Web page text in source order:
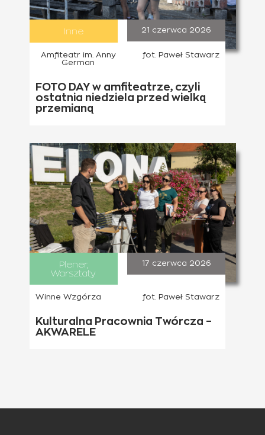
Inne 21 czerwca 2026
Amfiteatr im. Anny
German
fot. Paweł Stawarz
FOTO DAY w amfiteatrze, czyli
ostatnia niedziela przed wielką
przemianą
Plener,
Warsztaty
17 czerwca 2026
Winne Wzgórza fot. Paweł Stawarz
Kulturalna Pracownia Twórcza –
AKWARELE